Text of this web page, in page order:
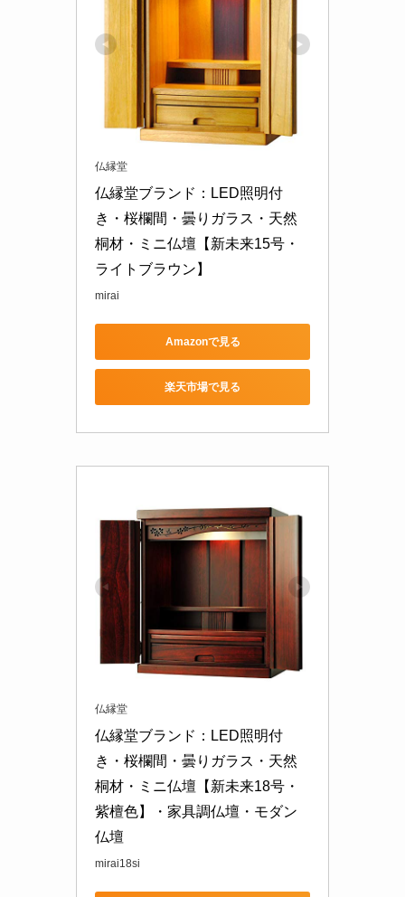
仏縁堂
仏縁堂ブランド：LED照明付
き・桜欄間・曇りガラス・天然
桐材・ミニ仏壇【新未来15号・
ライトブラウン】
mirai
Amazonで見る
楽天市場で見る
仏縁堂
仏縁堂ブランド：LED照明付
き・桜欄間・曇りガラス・天然
桐材・ミニ仏壇【新未来18号・
紫檀色】・家具調仏壇・モダン
仏壇
mirai18si